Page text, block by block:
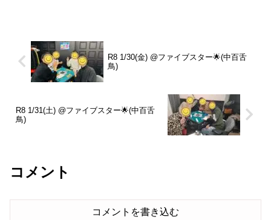
R8 1/30(金) @ファイブスター🌟(中百舌
鳥)
R8 1/31(土) @ファイブスター🌟(中百舌
鳥)
コメント
コメントを書き込む